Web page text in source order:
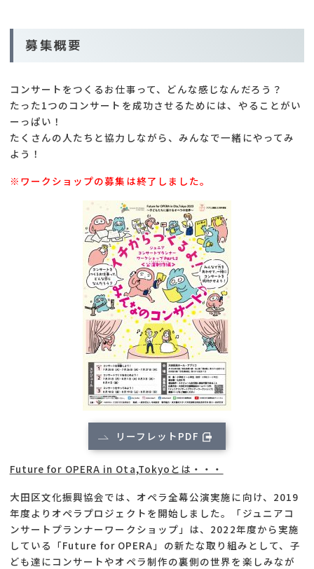
募集概要
コンサートをつくるお仕事って、どんな感じなんだろう？
たった1つのコンサートを成功させるためには、やることがい
ーっぱい！
たくさんの人たちと協力しながら、みんなで一緒にやってみ
よう！
※ワークショップの募集は終了しました。
リーフレットPDF
Future for OPERA in Ota,Tokyoとは・・・
大田区文化振興協会では、オペラ全幕公演実施に向け、2019
年度よりオペラプロジェクトを開始しました。「ジュニアコ
ンサートプランナーワークショップ」は、2022年度から実施
している「Future for OPERA」の新たな取り組みとして、子
ども達にコンサートやオペラ制作の裏側の世界を楽しみなが